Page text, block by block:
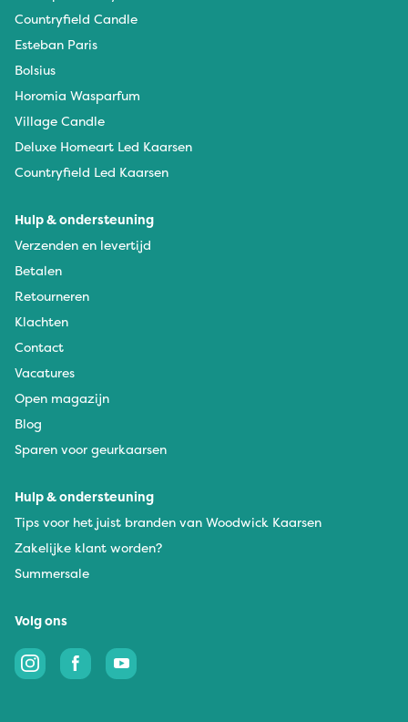
Countryfield Candle
Esteban Paris
Bolsius
Horomia Wasparfum
Village Candle
Deluxe Homeart Led Kaarsen
Countryfield Led Kaarsen
Hulp & ondersteuning
Verzenden en levertijd
Betalen
Retourneren
Klachten
Contact
Vacatures
Open magazijn
Blog
Sparen voor geurkaarsen
Hulp & ondersteuning
Tips voor het juist branden van Woodwick Kaarsen
Zakelijke klant worden?
Summersale
Volg ons